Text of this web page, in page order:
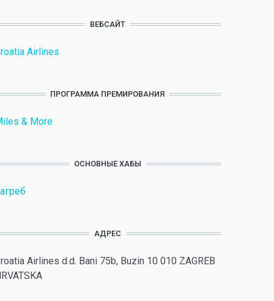
ВЕБСАЙТ
Airlines
ПРОГРАММА ПРЕМИРОВАНИЯ
& More
ОСНОВНЫЕ ХАБЫ
АДРЕС
Airlines d.d. Bani 75b, Buzin 10 010 ZAGREB